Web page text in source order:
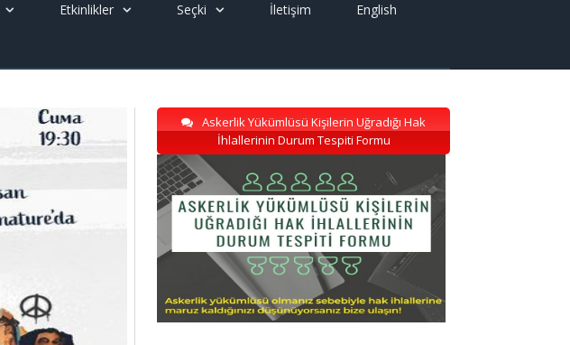
Etkinlikler Seçki İletişim English
Askerlik Yükümlüsü Kişilerin Uğradığı Hak
İhlallerinin Durum Tespiti Formu